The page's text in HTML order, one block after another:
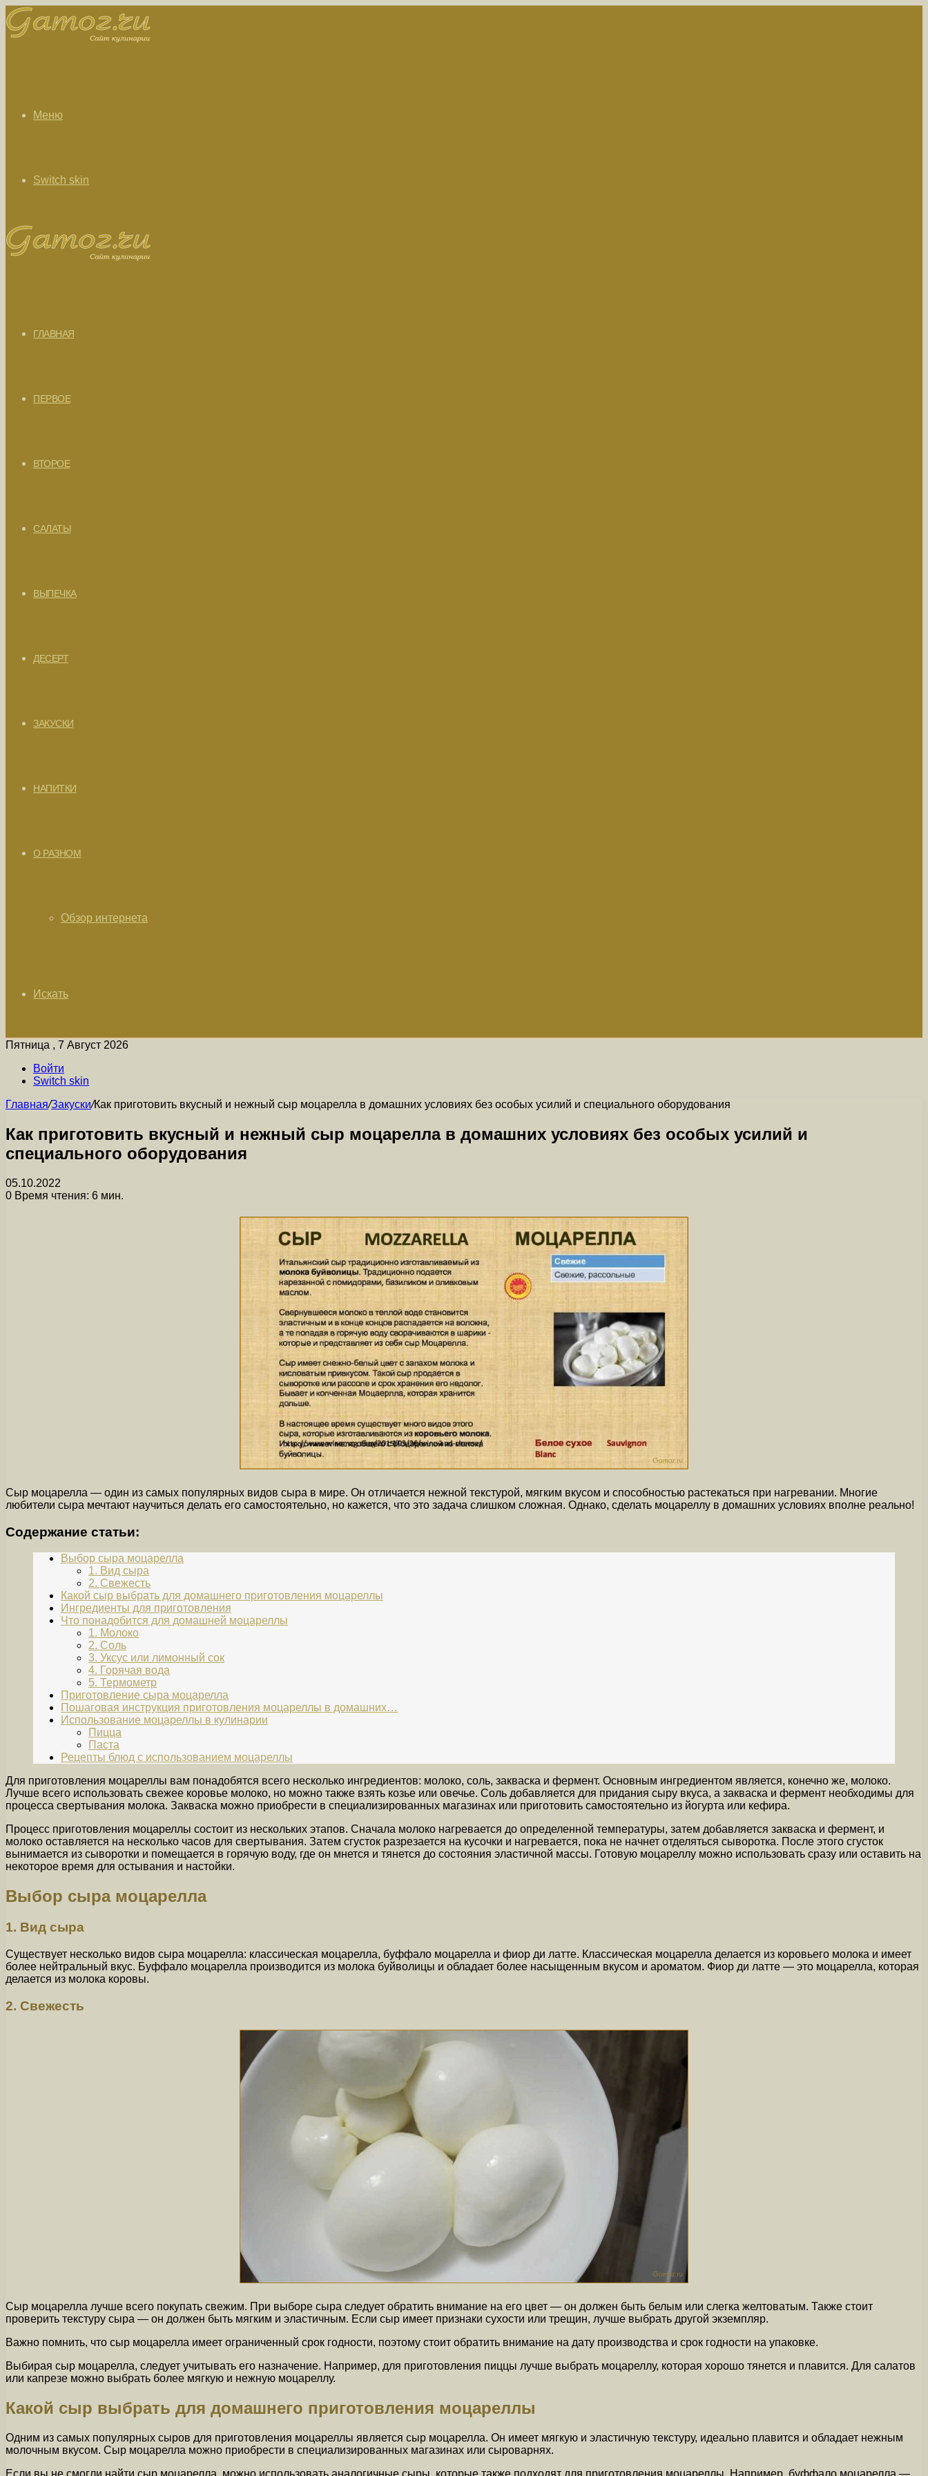
Меню
Switch skin
ГЛАВНАЯ
ПЕРВОЕ
ВТОРОЕ
САЛАТЫ
ВЫПЕЧКА
ДЕСЕРТ
ЗАКУСКИ
НАПИТКИ
О РАЗНОМ
Обзор интернета
Искать
Пятница , 7 Август 2026
Войти
Switch skin
Главная/Закуски/Как приготовить вкусный и нежный сыр моцарелла в домашних условиях без особых усилий и специального оборудования
Как приготовить вкусный и нежный сыр моцарелла в домашних условиях без особых усилий и
специального оборудования
05.10.2022
0 Время чтения: 6 мин.
Сыр моцарелла — один из самых популярных видов сыра в мире. Он отличается нежной текстурой, мягким вкусом и способностью растекаться при нагревании. Многие
любители сыра мечтают научиться делать его самостоятельно, но кажется, что это задача слишком сложная. Однако, сделать моцареллу в домашних условиях вполне реально!
Содержание статьи:
Выбор сыра моцарелла
1. Вид сыра
2. Свежесть
Какой сыр выбрать для домашнего приготовления моцареллы
Ингредиенты для приготовления
Что понадобится для домашней моцареллы
1. Молоко
2. Соль
3. Уксус или лимонный сок
4. Горячая вода
5. Термометр
Приготовление сыра моцарелла
Пошаговая инструкция приготовления моцареллы в домашних…
Использование моцареллы в кулинарии
Пицца
Паста
Рецепты блюд с использованием моцареллы
Для приготовления моцареллы вам понадобятся всего несколько ингредиентов: молоко, соль, закваска и фермент. Основным ингредиентом является, конечно же, молоко.
Лучше всего использовать свежее коровье молоко, но можно также взять козье или овечье. Соль добавляется для придания сыру вкуса, а закваска и фермент необходимы для
процесса свертывания молока. Закваска можно приобрести в специализированных магазинах или приготовить самостоятельно из йогурта или кефира.
Процесс приготовления моцареллы состоит из нескольких этапов. Сначала молоко нагревается до определенной температуры, затем добавляется закваска и фермент, и
молоко оставляется на несколько часов для свертывания. Затем сгусток разрезается на кусочки и нагревается, пока не начнет отделяться сыворотка. После этого сгусток
вынимается из сыворотки и помещается в горячую воду, где он мнется и тянется до состояния эластичной массы. Готовую моцареллу можно использовать сразу или оставить на
некоторое время для остывания и настойки.
Выбор сыра моцарелла
1. Вид сыра
Существует несколько видов сыра моцарелла: классическая моцарелла, буффало моцарелла и фиор ди латте. Классическая моцарелла делается из коровьего молока и имеет
более нейтральный вкус. Буффало моцарелла производится из молока буйволицы и обладает более насыщенным вкусом и ароматом. Фиор ди латте — это моцарелла, которая
делается из молока коровы.
2. Свежесть
Сыр моцарелла лучше всего покупать свежим. При выборе сыра следует обратить внимание на его цвет — он должен быть белым или слегка желтоватым. Также стоит
проверить текстуру сыра — он должен быть мягким и эластичным. Если сыр имеет признаки сухости или трещин, лучше выбрать другой экземпляр.
Важно помнить, что сыр моцарелла имеет ограниченный срок годности, поэтому стоит обратить внимание на дату производства и срок годности на упаковке.
Выбирая сыр моцарелла, следует учитывать его назначение. Например, для приготовления пиццы лучше выбрать моцареллу, которая хорошо тянется и плавится. Для салатов
или капрезе можно выбрать более мягкую и нежную моцареллу.
Какой сыр выбрать для домашнего приготовления моцареллы
Одним из самых популярных сыров для приготовления моцареллы является сыр моцарелла. Он имеет мягкую и эластичную текстуру, идеально плавится и обладает нежным
молочным вкусом. Сыр моцарелла можно приобрести в специализированных магазинах или сыроварнях.
Если вы не смогли найти сыр моцарелла, можно использовать аналогичные сыры, которые также подходят для приготовления моцареллы. Например, буффало моцарелла —